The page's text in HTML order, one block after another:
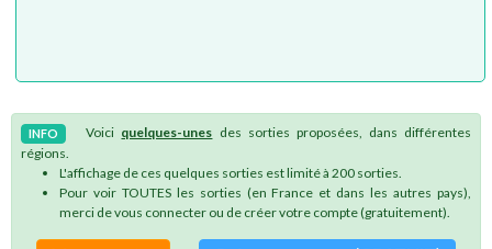
INFO Voici quelques-unes des sorties proposées, dans différentes
régions.
L'affichage de ces quelques sorties est limité à 200 sorties.
Pour voir TOUTES les sorties (en France et dans les autres pays),
merci de vous connecter ou de créer votre compte (gratuitement).